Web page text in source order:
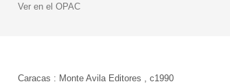
Ver en el OPAC
Caracas : Monte Avila Editores , c1990